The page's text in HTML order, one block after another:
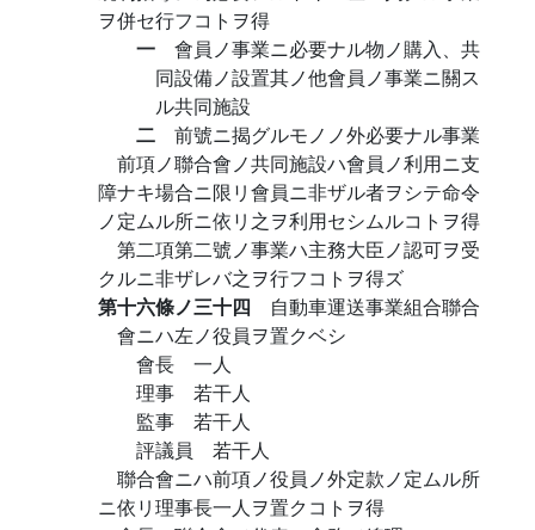
ヲ併セ行フコトヲ得
一 會員ノ事業ニ必要ナル物ノ購入、共
同設備ノ設置其ノ他會員ノ事業ニ關ス
ル共同施設
二 前號ニ揭グルモノノ外必要ナル事業
前項ノ聯合會ノ共同施設ハ會員ノ利用ニ支
障ナキ場合ニ限リ會員ニ非ザル者ヲシテ命令
ノ定ムル所ニ依リ之ヲ利用セシムルコトヲ得
第二項第二號ノ事業ハ主務大臣ノ認可ヲ受
クルニ非ザレバ之ヲ行フコトヲ得ズ
第十六條ノ三十四 自動車運送事業組合聯合
會ニハ左ノ役員ヲ置クベシ
會長 一人
理事 若干人
監事 若干人
評議員 若干人
聯合會ニハ前項ノ役員ノ外定款ノ定ムル所
ニ依リ理事長一人ヲ置クコトヲ得